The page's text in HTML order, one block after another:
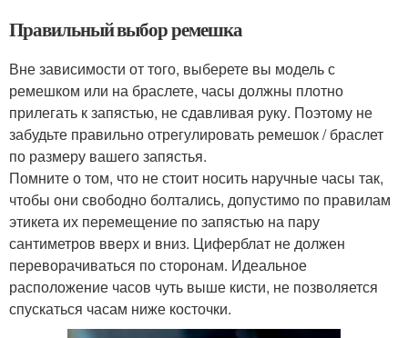
Правильный выбор ремешка
Вне зависимости от того, выберете вы модель с
ремешком или на браслете, часы должны плотно
прилегать к запястью, не сдавливая руку. Поэтому не
забудьте правильно отрегулировать ремешок / браслет
по размеру вашего запястья.
Помните о том, что не стоит носить наручные часы так,
чтобы они свободно болтались, допустимо по правилам
этикета их перемещение по запястью на пару
сантиметров вверх и вниз. Циферблат не должен
переворачиваться по сторонам. Идеальное
расположение часов чуть выше кисти, не позволяется
спускаться часам ниже косточки.